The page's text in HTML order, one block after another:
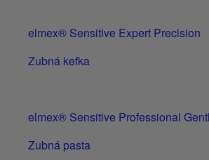
elmex® Sensitive Expert Precision
Zubná kefka
elmex® Sensitive Professional
Zubná pasta